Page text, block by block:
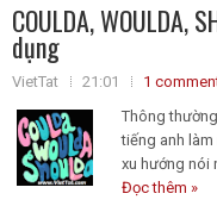
COULDA, WOULDA,
dụng
VietTat 21:01
1
Thông
tiếng anh
xu hướng nói
Đọc thêm »